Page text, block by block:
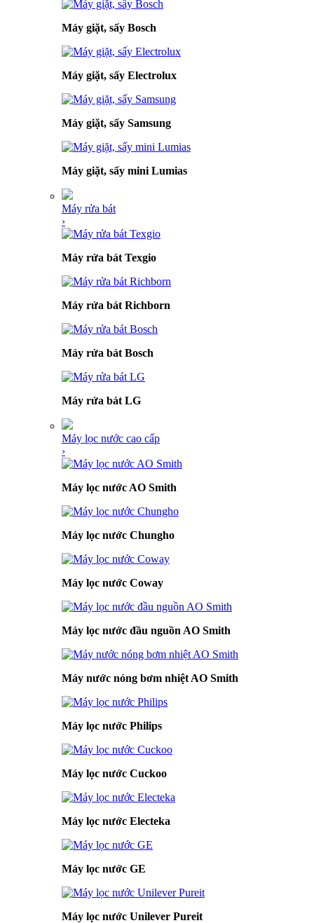
Máy giặt, sấy Bosch
Máy giặt, sấy Electrolux
Máy giặt, sấy Samsung
Máy giặt, sấy mini Lumias
Máy rửa bát
›
Máy rửa bát Texgio
Máy rửa bát Richborn
Máy rửa bát Bosch
Máy rửa bát LG
Máy lọc nước cao cấp
›
Máy lọc nước AO Smith
Máy lọc nước Chungho
Máy lọc nước Coway
Máy lọc nước đầu nguồn AO Smith
Máy nước nóng bơm nhiệt AO Smith
Máy lọc nước Philips
Máy lọc nước Cuckoo
Máy lọc nước Electeka
Máy lọc nước GE
Máy lọc nước Unilever Pureit